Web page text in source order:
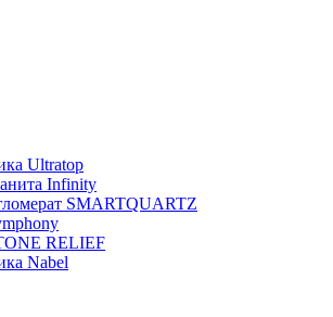
Ultratop
Infinity
SMARTQUARTZ
RELIEF
Nabel